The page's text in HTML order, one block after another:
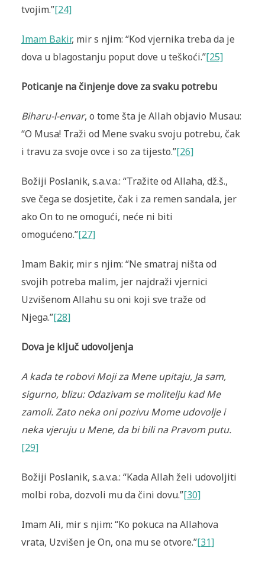
tvojim.”[24]
Imam Bakir, mir s njim: “Kod vjernika treba da je
dova u blagostanju poput dove u teškoći.”[25]
Poticanje na činjenje dove za svaku potrebu
Biharu-l-envar, o tome šta je Allah objavio Musau:
“O Musa! Traži od Mene svaku svoju potrebu, čak
i travu za svoje ovce i so za tijesto.”[26]
Božiji Poslanik, s.a.v.a.: “Tražite od Allaha, dž.š.,
sve čega se dosjetite, čak i za remen sandala, jer
ako On to ne omogući, neće ni biti
omogućeno.”[27]
Imam Bakir, mir s njim: “Ne smatraj ništa od
svojih potreba malim, jer najdraži vjernici
Uzvišenom Allahu su oni koji sve traže od
Njega.”[28]
Dova je ključ udovoljenja
A kada te robovi Moji za Mene upitaju, Ja sam,
sigurno, blizu: Odazivam se molitelju kad Me
zamoli. Zato neka oni pozivu Mome udovolje i
neka vjeruju u Mene, da bi bili na Pravom putu.
[29]
Božiji Poslanik, s.a.v.a.: “Kada Allah želi udovoljiti
molbi roba, dozvoli mu da čini dovu.”[30]
Imam Ali, mir s njim: “Ko pokuca na Allahova
vrata, Uzvišen je On, ona mu se otvore.”[31]